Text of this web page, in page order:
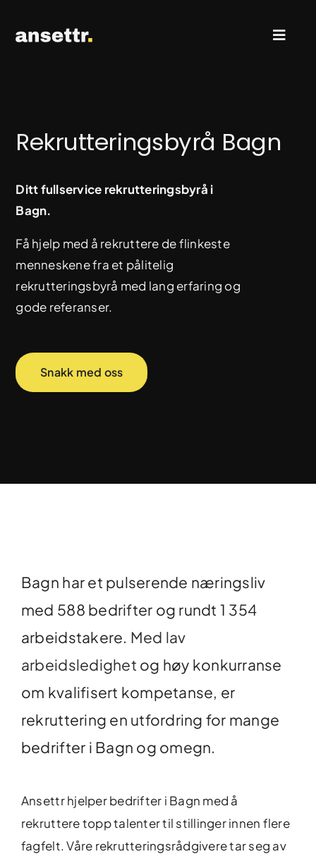
Ledige stillinger
Kontakt oss
Rekrutteringsbyrå Bagn
Ditt fullservice rekrutteringsbyrå i
Bagn.
Få hjelp med å rekruttere de flinkeste
menneskene fra et pålitelig
rekrutteringsbyrå med lang erfaring og
gode referanser.
Snakk med oss
Bagn har et pulserende næringsliv
med 588 bedrifter og rundt 1 354
arbeidstakere. Med lav
arbeidsledighet og høy konkurranse
om kvalifisert kompetanse, er
rekruttering en utfordring for mange
bedrifter i Bagn og omegn.
Ansettr hjelper bedrifter i Bagn med å
rekruttere topp talenter til stillinger innen flere
fagfelt. Våre rekrutteringsrådgivere tar seg av